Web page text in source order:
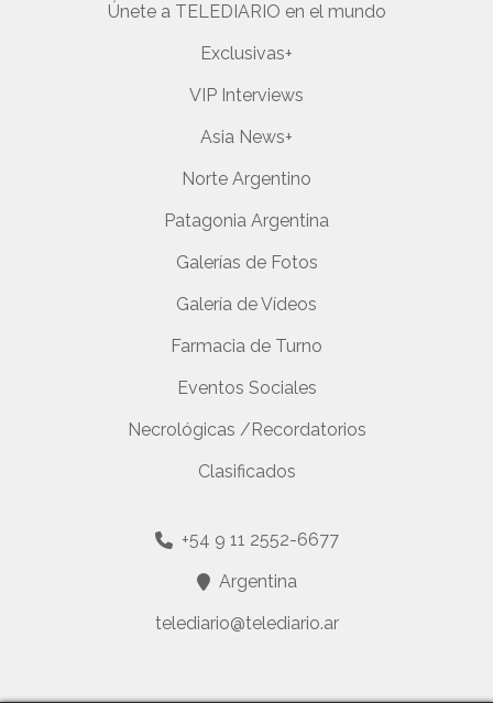
Únete a TELEDIARIO en el mundo
Exclusivas+
VIP Interviews
Asia News+
Norte Argentino
Patagonia Argentina
Galerías de Fotos
Galería de Vídeos
Farmacia de Turno
Eventos Sociales
Necrológicas /Recordatorios
Clasificados
+54 9 11 2552-6677
Argentina
telediario@telediario.ar